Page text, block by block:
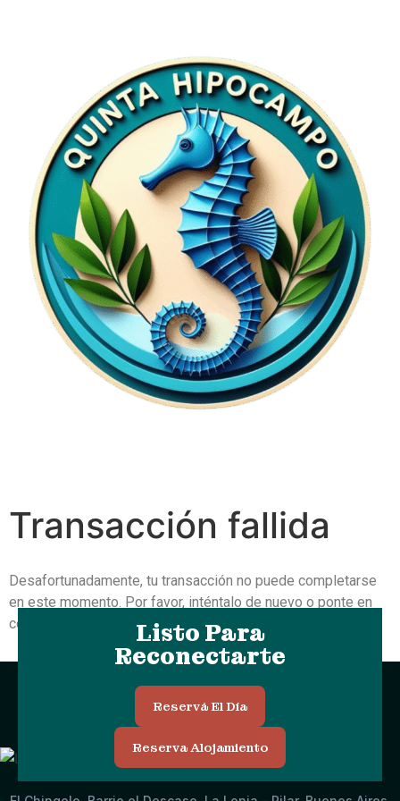
Transacción fallida
Desafortunadamente, tu transacción no puede completarse
en este momento. Por favor, inténtalo de nuevo o ponte en
contacto con nosotros.Listo Para
Reconectarte
Reservá El Día
Reserva Alojamiento